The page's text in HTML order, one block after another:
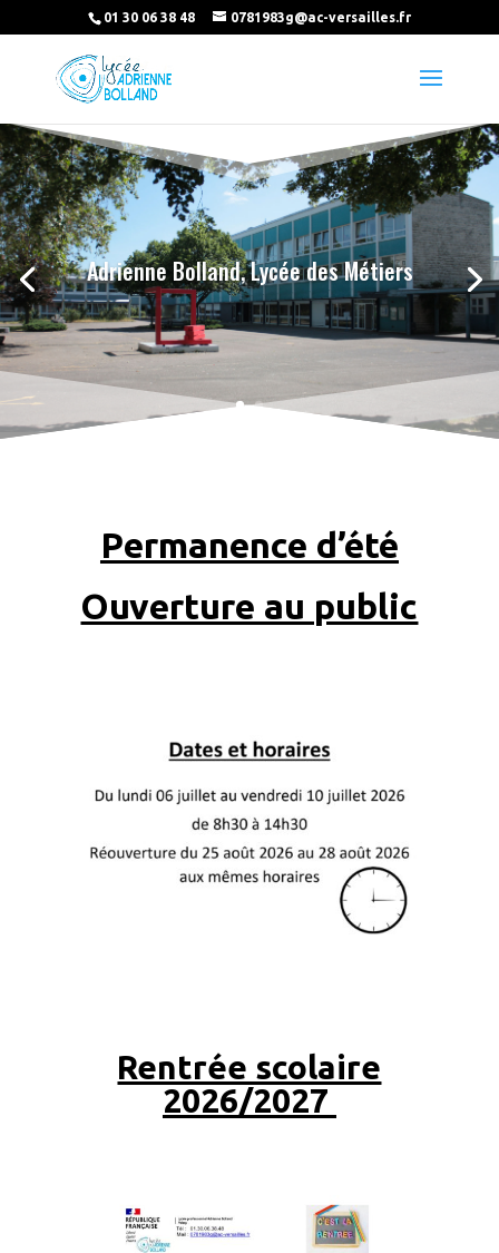
01 30 06 38 48 0781983g@ac-versailles.fr
Adrienne Bolland, Lycée des Métiers
Nos formations
Permanence d’été
Ouverture au public
Rentrée scolaire
2026/2027